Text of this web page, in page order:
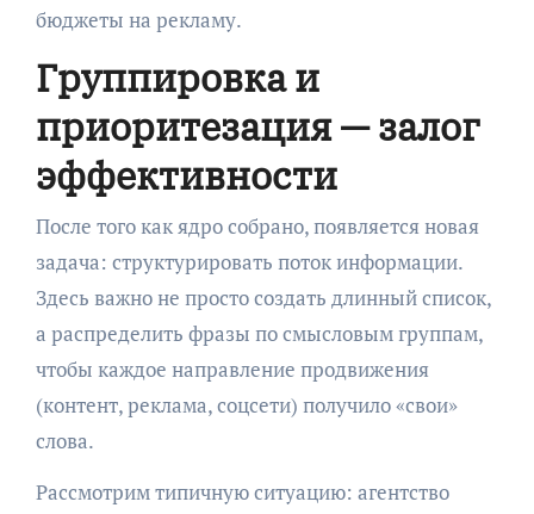
бюджеты на рекламу.
Группировка и
приоритезация — залог
эффективности
После того как ядро собрано, появляется новая
задача: структурировать поток информации.
Здесь важно не просто создать длинный список,
а распределить фразы по смысловым группам,
чтобы каждое направление продвижения
(контент, реклама, соцсети) получило «свои»
слова.
Рассмотрим типичную ситуацию: агентство